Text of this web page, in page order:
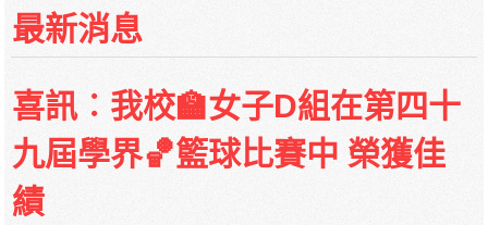
項目
培華中學收費項目一覽表
最新消息
喜訊︰我校🏫女子D組在第四十
九屆學界🏀籃球比賽中 榮獲佳
績